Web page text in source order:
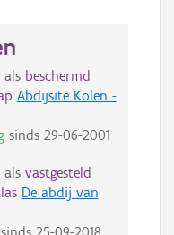
als beschermd
Abdijsite Kolen -
sinds 29-06-2001
als vastgesteld
De abdij van